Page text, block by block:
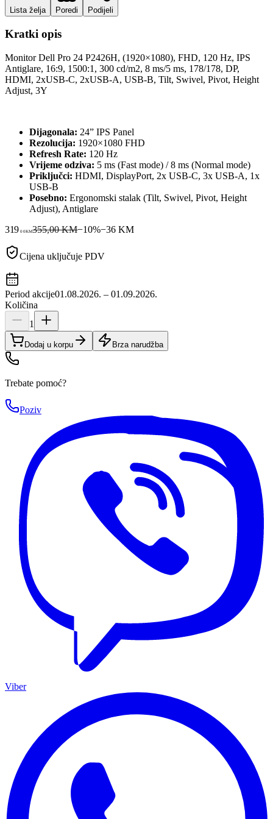
Lista želja Poredi Podijeli
Kratki opis
Monitor Dell Pro 24 P2426H, (1920×1080), FHD, 120 Hz, IPS
Antiglare, 16:9, 1500:1, 300 cd/m2, 8 ms/5 ms, 178/178, DP,
HDMI, 2xUSB-C, 2xUSB-A, USB-B, Tilt, Swivel, Pivot, Height
Adjust, 3Y
Dijagonala: 24” IPS Panel
Rezolucija: 1920×1080 FHD
Refresh Rate: 120 Hz
Vrijeme odziva: 5 ms (Fast mode) / 8 ms (Normal mode)
Priključci: HDMI, DisplayPort, 2x USB-C, 3x USB-A, 1x
USB-B
Posebno: Ergonomski stalak (Tilt, Swivel, Pivot, Height
Adjust), Antiglare
319 00KM355,00 KM−10%−36 KM
Cijena uključuje PDV
Period akcije01.08.2026. – 01.09.2026.
Količina
1
Dodaj u korpu Brza narudžba
Trebate pomoć?
Poziv
Viber